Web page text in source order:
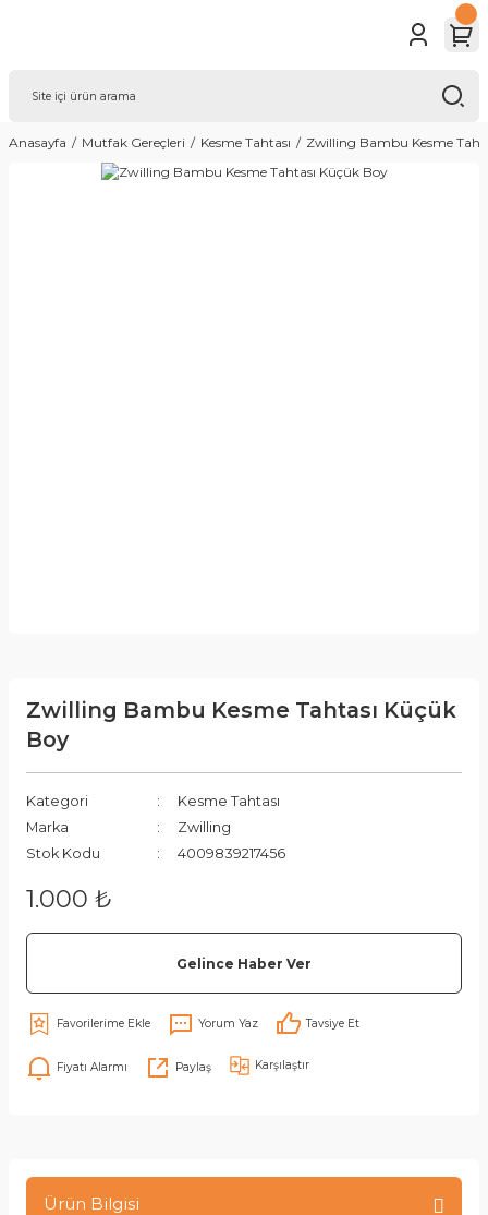
Anasayfa Mutfak Gereçleri Kesme Tahtası Zwilling Bambu Kesme
Zwilling Bambu Kesme Tahtası Küçük
Boy
Kategori
Kesme Tahtası
Marka
Zwilling
Stok Kodu
4009839217456
1.000 ₺
Gelince Haber Ver
Yorum Yaz Tavsiye Et
Fiyatı Alarmı Paylaş Karşılaştır
Ürün Bilgisi